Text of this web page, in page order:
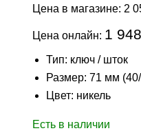
Цена в магазине: 2
Цена онлайн: 1
Тип: ключ / шток
Размер: 71 мм
Цвет: никель
Есть в наличии